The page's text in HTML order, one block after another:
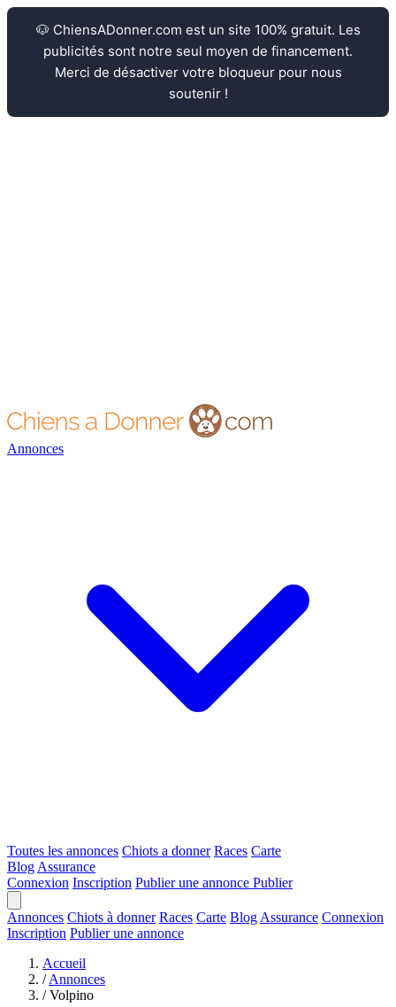
Annonces
Toutes les annonces Chiots a donner Races Carte
Blog Assurance
Connexion Inscription Publier une annonce Publier
Annonces Chiots à donner Races Carte Blog Assurance Connexion
Inscription Publier une annonce
Accueil
/ Annonces
/ Volpino